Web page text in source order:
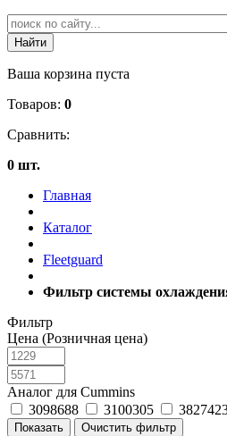
Ваша корзина пуста
Товаров: 0
Сравнить:
0 шт.
Главная
Каталог
Fleetguard
Фильтр системы
Фильтр
Цена (Розничная цена)
Аналог для Cummins
3098688
3100305